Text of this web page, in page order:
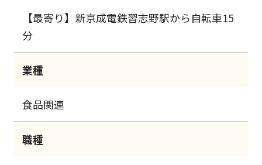
【最寄り】新京成電鉄習志野駅から自転車15
分
業種
食品関連
職種